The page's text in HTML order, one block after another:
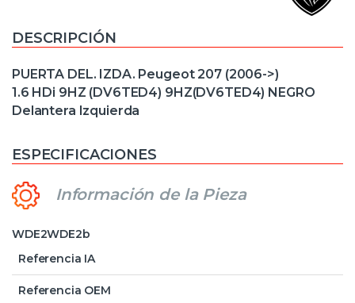
DESCRIPCIÓN
PUERTA DEL. IZDA. Peugeot 207 (2006->)
1.6 HDi 9HZ (DV6TED4) 9HZ(DV6TED4) NEGRO
Delantera Izquierda
ESPECIFICACIONES
Información de la Pieza
WDE2WDE2b
Referencia IA
Referencia OEM